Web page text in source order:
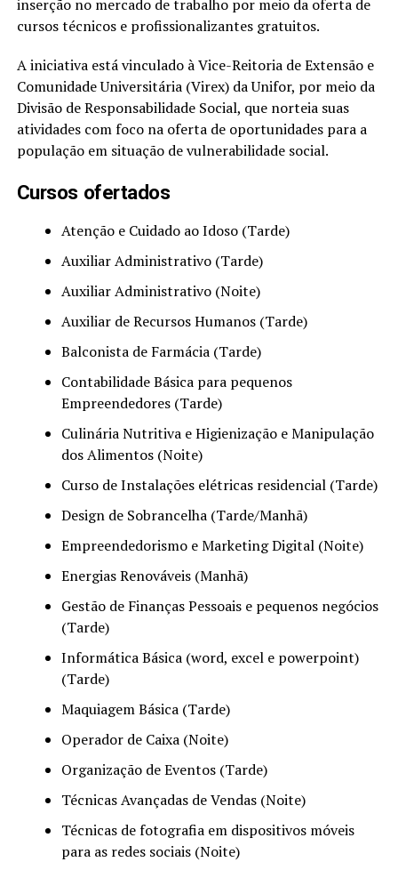
inserção no mercado de trabalho por meio da oferta de
cursos técnicos e profissionalizantes gratuitos.
A iniciativa está vinculado à Vice-Reitoria de Extensão e
Comunidade Universitária (Virex) da Unifor, por meio da
Divisão de Responsabilidade Social, que norteia suas
atividades com foco na oferta de oportunidades para a
população em situação de vulnerabilidade social.
Cursos ofertados
Atenção e Cuidado ao Idoso (Tarde)
Auxiliar Administrativo (Tarde)
Auxiliar Administrativo (Noite)
Auxiliar de Recursos Humanos (Tarde)
Balconista de Farmácia (Tarde)
Contabilidade Básica para pequenos
Empreendedores (Tarde)
Culinária Nutritiva e Higienização e Manipulação
dos Alimentos (Noite)
Curso de Instalações elétricas residencial (Tarde)
Design de Sobrancelha (Tarde/Manhã)
Empreendedorismo e Marketing Digital (Noite)
Energias Renováveis (Manhã)
Gestão de Finanças Pessoais e pequenos negócios
(Tarde)
Informática Básica (word, excel e powerpoint)
(Tarde)
Maquiagem Básica (Tarde)
Operador de Caixa (Noite)
Organização de Eventos (Tarde)
Técnicas Avançadas de Vendas (Noite)
Técnicas de fotografia em dispositivos móveis
para as redes sociais (Noite)